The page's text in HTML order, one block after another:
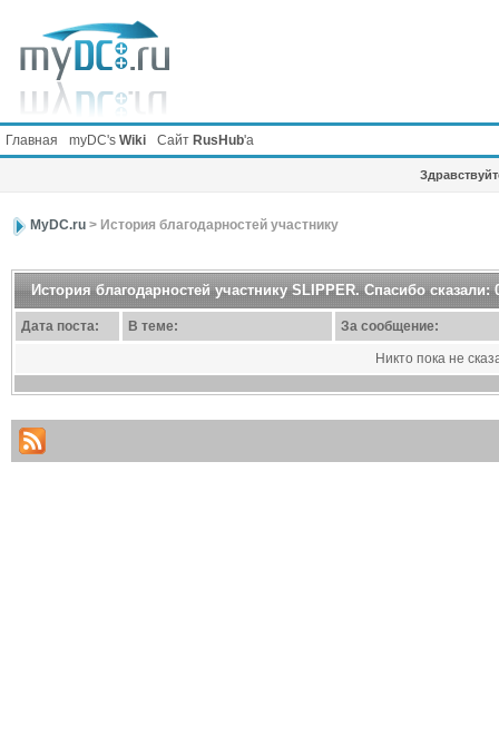
Главная myDC's Wiki Сайт RusHub'а
MyDC.ru> История благодарностей участнику
История благодарностей участнику SLIPPER. Спасибо сказали:
Дата поста: В теме: За сообщение:
Никто пока не